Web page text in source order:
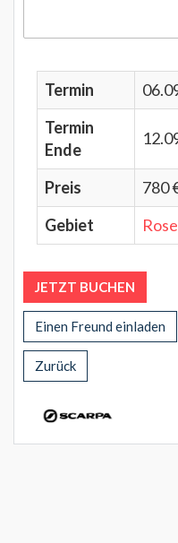
Termin
Termin
Ende
Preis
780
Gebiet
JETZT BUCHEN
Einen Freund einladen
Zurück